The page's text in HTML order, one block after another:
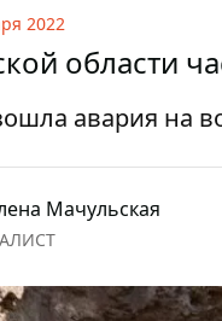
2022
области
авария на
Мачульская